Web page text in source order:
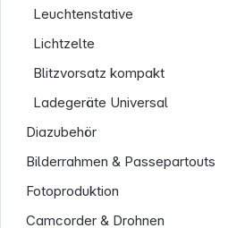
Leuchtenstative
Lichtzelte
Blitzvorsatz kompakt
Ladegeräte Universal
Diazubehör
Bilderrahmen & Passepartouts
Fotoproduktion
Camcorder & Drohnen